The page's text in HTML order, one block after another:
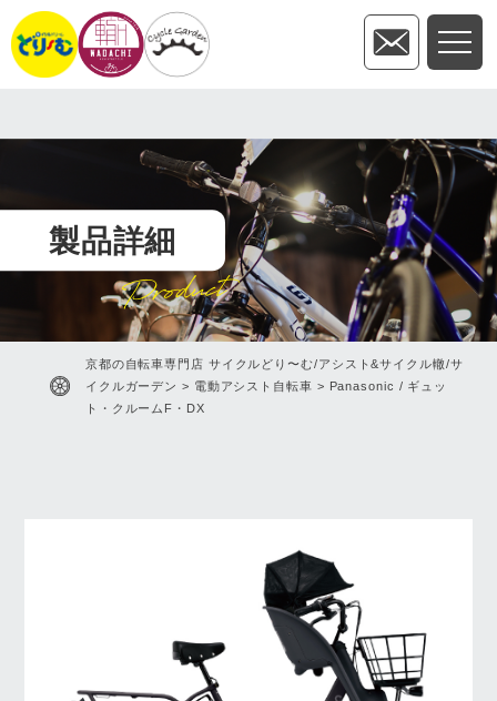
製品詳細
Product
京都の自転車専門店 サイクルどり〜む/アシスト&サイクル轍/サ
イクルガーデン > 電動アシスト自転車 > Panasonic / ギュッ
ト・クルームF・DX